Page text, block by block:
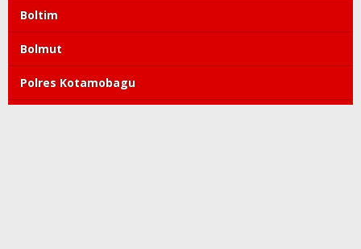
Boltim
Bolmut
Polres Kotamobagu